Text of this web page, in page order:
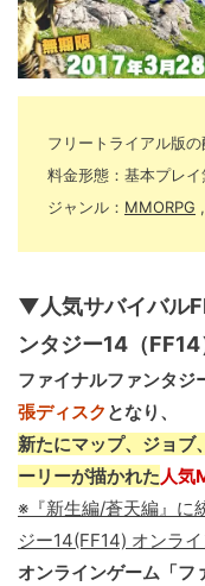
フリートライアル版
料金形態：基本プレ
ジャンル： MMORPG ,
▼人気サバイバル
ンタジー14（FF14
ファイナルファンタジ
張ディスク となり、
新たにマップ、ジョブ
ーリーが描かれた人気
※『新生編/蒼天編』に
ジー14(FF14) オンライ
オンラインゲーム「フ